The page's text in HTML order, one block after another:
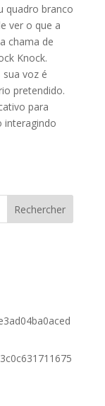
quadro branco
ver o que a
chama de
Knock.
voz é
pretendido.
para
interagindo
Rechercher